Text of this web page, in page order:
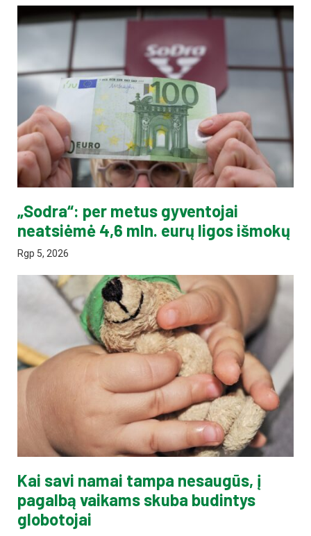
„Sodra“: per metus gyventojai
neatsiėmė 4,6 mln. eurų ligos išmokų
Rgp 5, 2026
Kai savi namai tampa nesaugūs, į
pagalbą vaikams skuba budintys
globotojai